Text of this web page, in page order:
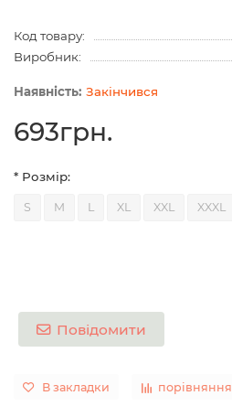
Код товару:
Виробник:
Закінчився
693грн.
* Розмір:
S M L XL XXL XXXL
Повідомити
В закладки порівняння